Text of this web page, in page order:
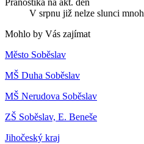
Pranostika na akt. den
V srpnu již nelze slunci
Mohlo by Vás zajímat
Město Soběslav
MŠ Duha Soběslav
MŠ Nerudova Soběslav
ZŠ Soběslav, E. Beneše
Jihočeský kraj